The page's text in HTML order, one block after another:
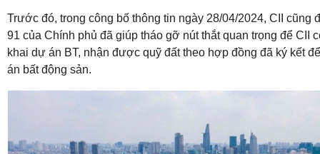
Trước đó, trong công bố thông tin ngày 28/04/2024, CII cũng
91 của Chính phủ đã giúp tháo gỡ nút thắt quan trọng để CII
khai dự án BT, nhận được quỹ đất theo hợp đồng đã ký kết
án bất động sản.